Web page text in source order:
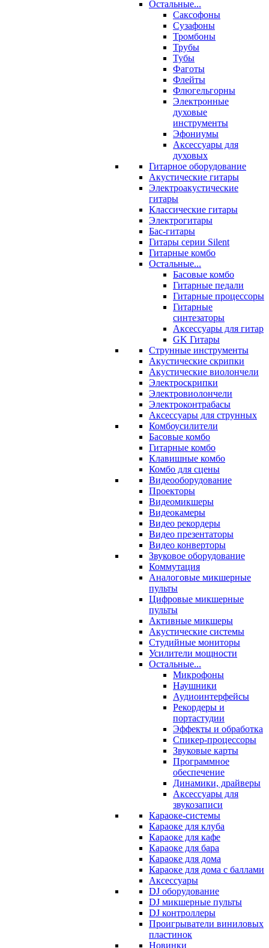
Остальные...
Саксофоны
Сузафоны
Тромбоны
Трубы
Тубы
Фаготы
Флейты
Флюгельгорны
Электронные
духовые
инструменты
Эфониумы
Аксессуары для
духовых
Гитарное оборудование
Акустические гитары
Электроакустические
гитары
Классические гитары
Электрогитары
Бас-гитары
Гитары серии Silent
Гитарные комбо
Остальные...
Басовые комбо
Гитарные педали
Гитарные процессоры
Гитарные
синтезаторы
Аксессуары для гитар
GK Гитары
Струнные инструменты
Акустические скрипки
Акустические виолончели
Электроскрипки
Электровиолончели
Электроконтрабасы
Аксессуары для струнных
Комбоусилители
Басовые комбо
Гитарные комбо
Клавишные комбо
Комбо для сцены
Видеооборудование
Проекторы
Видеомикшеры
Видеокамеры
Видео рекордеры
Видео презентаторы
Видео конверторы
Звуковое оборудование
Коммутация
Аналоговые микшерные
пульты
Цифровые микшерные
пульты
Активные микшеры
Акустические системы
Студийные мониторы
Усилители мощности
Остальные...
Микрофоны
Наушники
Аудиоинтерфейсы
Рекордеры и
портастудии
Эффекты и обработка
Спикер-процессоры
Звуковые карты
Программное
обеспечение
Динамики, драйверы
Аксессуары для
звукозаписи
Караоке-системы
Караоке для клуба
Караоке для кафе
Караоке для бара
Караоке для дома
Караоке для дома с баллами
Аксессуары
DJ оборудование
DJ микшерные пульты
DJ контроллеры
Проигрыватели виниловых
пластинок
Новинки